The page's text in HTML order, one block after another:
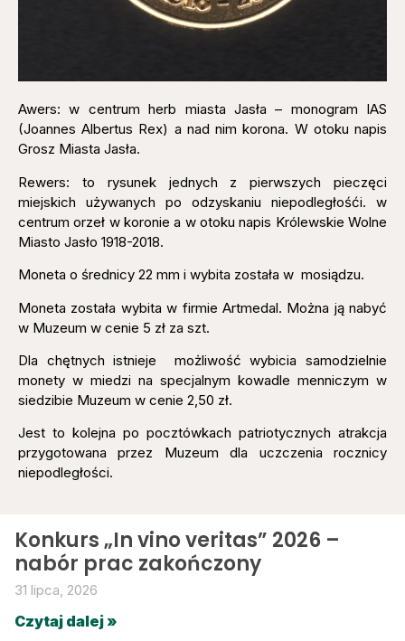
Awers: w centrum herb miasta Jasła – monogram IAS
(Joannes Albertus Rex) a nad nim korona. W otoku napis
Grosz Miasta Jasła.
Rewers: to rysunek jednych z pierwszych pieczęci
miejskich używanych po odzyskaniu niepodległośći. w
centrum orzeł w koronie a w otoku napis Królewskie Wolne
Miasto Jasło 1918-2018.
Moneta o średnicy 22 mm i wybita została w mosiądzu.
Moneta została wybita w firmie Artmedal. Można ją nabyć
w Muzeum w cenie 5 zł za szt.
Dla chętnych istnieje możliwość wybicia samodzielnie
monety w miedzi na specjalnym kowadle menniczym w
siedzibie Muzeum w cenie 2,50 zł.
Jest to kolejna po pocztówkach patriotycznych atrakcja
przygotowana przez Muzeum dla uczczenia rocznicy
niepodległości.
Konkurs „In vino veritas” 2026 –
nabór prac zakończony
31 lipca, 2026
Czytaj dalej »